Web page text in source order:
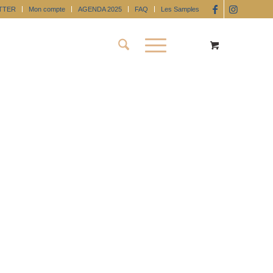
Mon compte AGENDA 2025 FAQ Les Samples